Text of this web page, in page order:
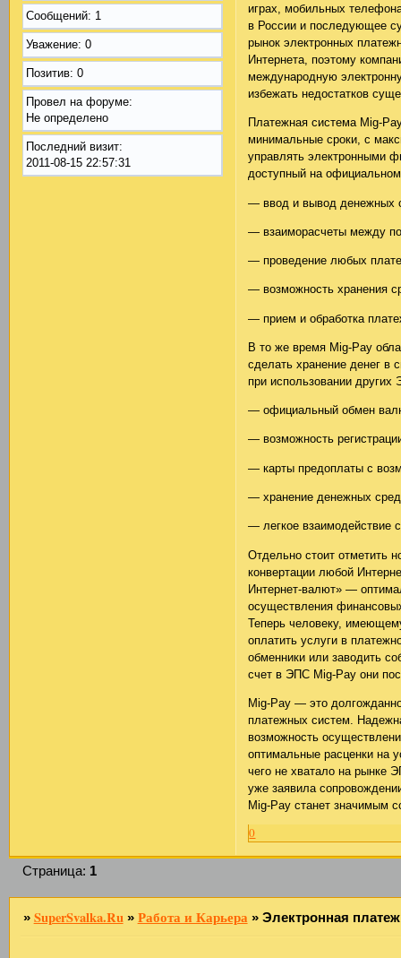
Сообщений: 1
Уважение: 0
Позитив: 0
Провел на форуме:
Не определено
Последний визит:
2011-08-15 22:57:31
играх, мобильных
в России и последующее
рынок электронных
Интернета, поэтому
международную
избежать недостатков
Платежная система Mig-
минимальные сроки, с
управлять электронными
доступный на
— ввод и вывод денежных
— взаиморасчеты между
— проведение любых
— возможность хранения
— прием и обработка
В то же время Mig-Pay
сделать хранение денег в
при использовании других
— официальный обмен
— возможность
— карты предоплаты с
— хранение денежных
— легкое взаимодействие
Отдельно стоит отметить
конвертации любой
Интернет-валют» —
осуществления
Теперь человеку,
оплатить услуги в
обменники или заводить
счет в ЭПС Mig-Pay они
Mig-Pay — это
платежных систем.
возможность
оптимальные расценки на
чего не хватало на рынке
уже заявила
Mig-Pay станет значимым
0
Страница: 1
» SuperSvalka.Ru » Работа и Карьера » Электронная